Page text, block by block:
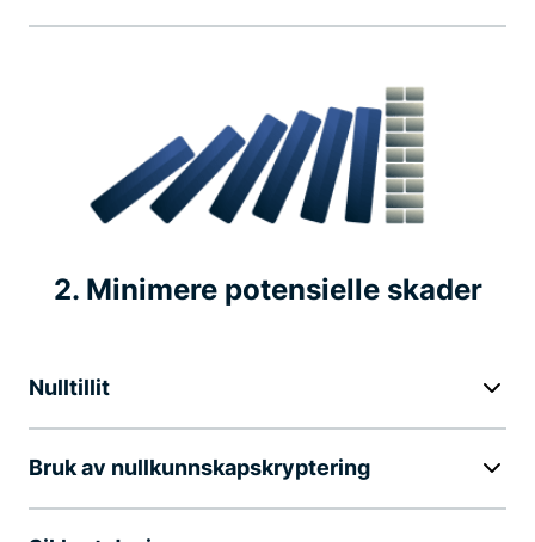
2. Minimere potensielle skader
Nulltillit
Bruk av nullkunnskapskryptering